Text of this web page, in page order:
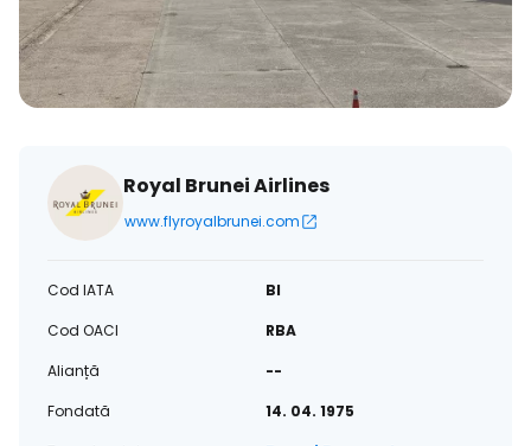
Royal Brunei Airlines
www.flyroyalbrunei.com
Cod IATA
BI
Cod OACI
RBA
Alianță
--
Fondată
14. 04. 1975